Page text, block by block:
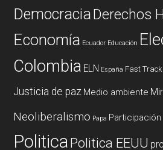
DemocraciaDerechos
Economía Ecuador Educación
Colombia ELN España Fast Track
Justicia de paz Medio ambiente
Neoliberalismo Papa Participación
PoliticaPolitica EEUU